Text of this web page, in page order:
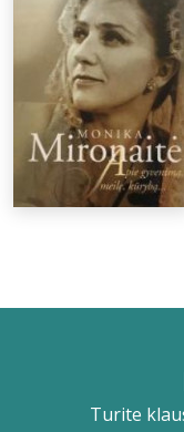
Turite